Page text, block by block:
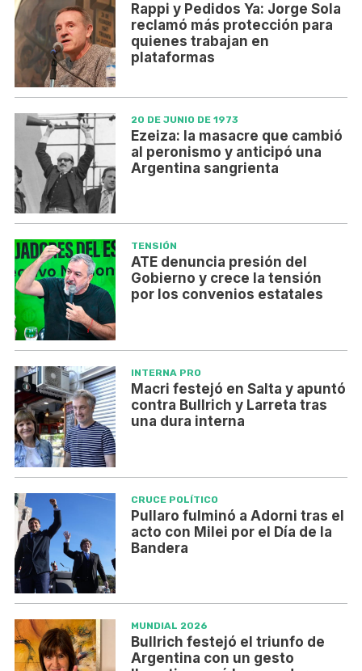
Rappi y Pedidos Ya: Jorge Sola
reclamó más protección para
quienes trabajan en
plataformas
20 DE JUNIO DE 1973
Ezeiza: la masacre que cambió
al peronismo y anticipó una
Argentina sangrienta
TENSIÓN
ATE denuncia presión del
Gobierno y crece la tensión
por los convenios estatales
INTERNA PRO
Macri festejó en Salta y apuntó
contra Bullrich y Larreta tras
una dura interna
CRUCE POLÍTICO
Pullaro fulminó a Adorni tras el
acto con Milei por el Día de la
Bandera
MUNDIAL 2026
Bullrich festejó el triunfo de
Argentina con un gesto